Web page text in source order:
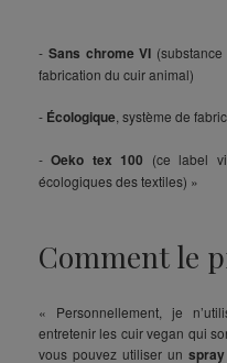
- Sans chrome VI
fabrication du cuir animal)
- Écologique , système de
-Oeko tex 100 (ce label
écologiques des textiles) »
Comment le
« Personnellement, je
entretenir les cuir vegan qui
vous pouvez utiliser un